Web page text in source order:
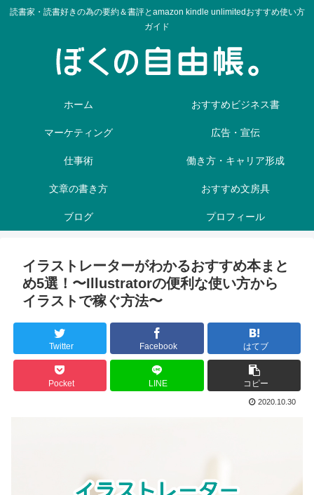
読書家・読書好きの為の要約＆書評とamazon kindle unlimitedおすすめ使い方
ガイド
ホーム おすすめビジネス書
マーケティング 広告・宣伝
仕事術 働き方・キャリア形成
文章の書き方 おすすめ文房具
ブログ プロフィール
イラストレーターがわかるおすすめ本まと
め5選！〜Illustratorの便利な使い方から
イラストで稼ぐ方法〜
Twitter Facebook はてブ
Pocket LINE コピー
2020.10.30